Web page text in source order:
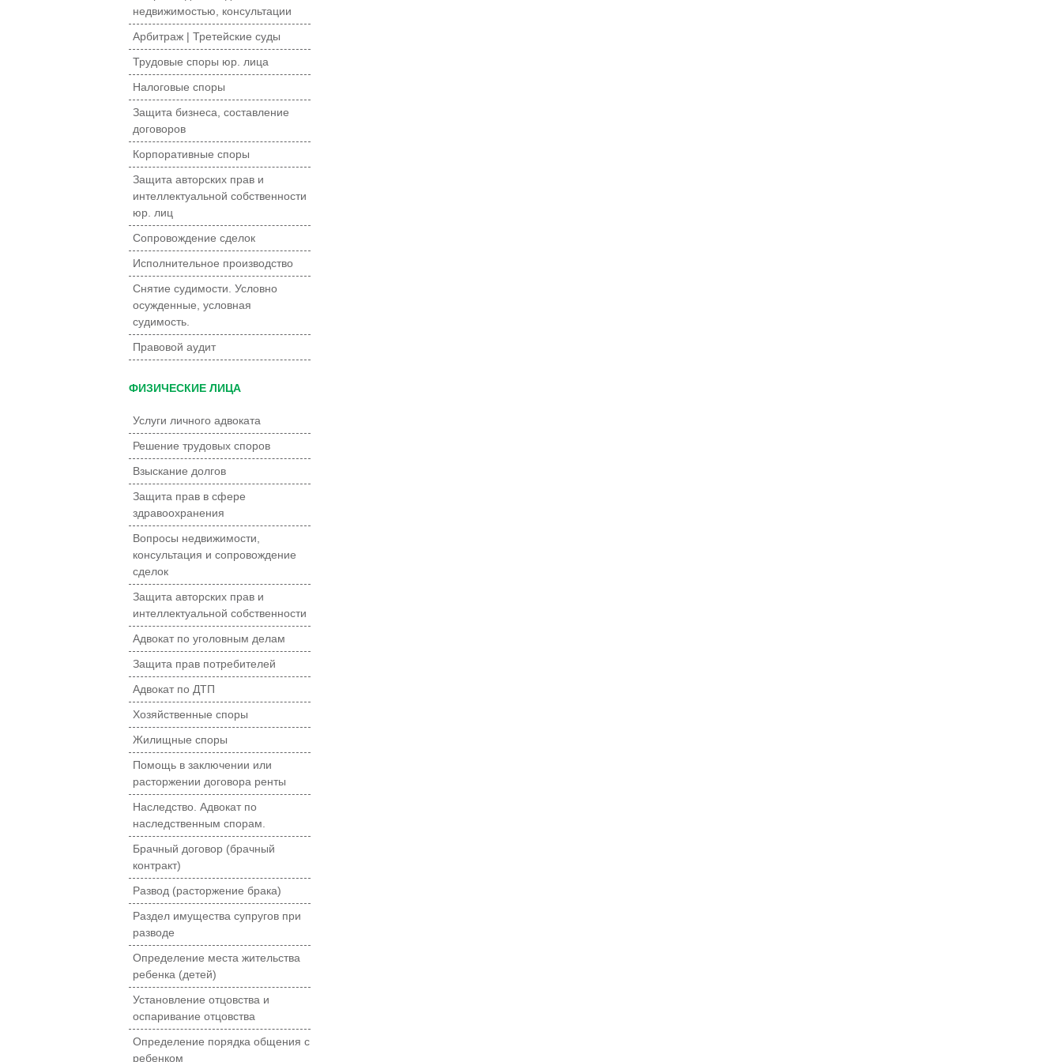
недвижимостью, консультации
Арбитраж | Третейские суды
Трудовые споры юр. лица
Налоговые споры
Защита бизнеса, составление
договоров
Корпоративные споры
Защита авторских прав и
интеллектуальной собственности
юр. лиц
Сопровождение сделок
Исполнительное производство
Снятие судимости. Условно
осужденные, условная
судимость.
Правовой аудит
ФИЗИЧЕСКИЕ ЛИЦА
Услуги личного адвоката
Решение трудовых споров
Взыскание долгов
Защита прав в сфере
здравоохранения
Вопросы недвижимости,
консультация и сопровождение
сделок
Защита авторских прав и
интеллектуальной собственности
Адвокат по уголовным делам
Защита прав потребителей
Адвокат по ДТП
Хозяйственные споры
Жилищные споры
Помощь в заключении или
расторжении договора ренты
Наследство. Адвокат по
наследственным спорам.
Брачный договор (брачный
контракт)
Развод (расторжение брака)
Раздел имущества супругов при
разводе
Определение места жительства
ребенка (детей)
Установление отцовства и
оспаривание отцовства
Определение порядка общения с
ребенком